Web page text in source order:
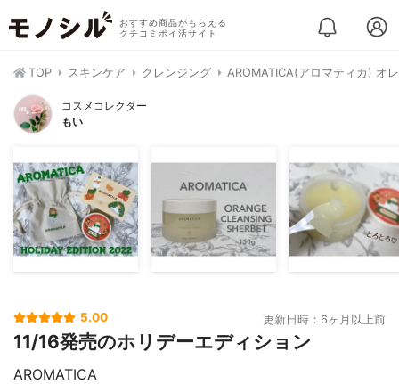
おすすめ商品がもらえる
クチコミポイ活サイト
TOP スキンケア クレンジング AROMATICA(アロマティカ) オ
コスメコレクター
もい
5.00 更新日時：6ヶ月以上前
11/16発売のホリデーエディション
AROMATICA